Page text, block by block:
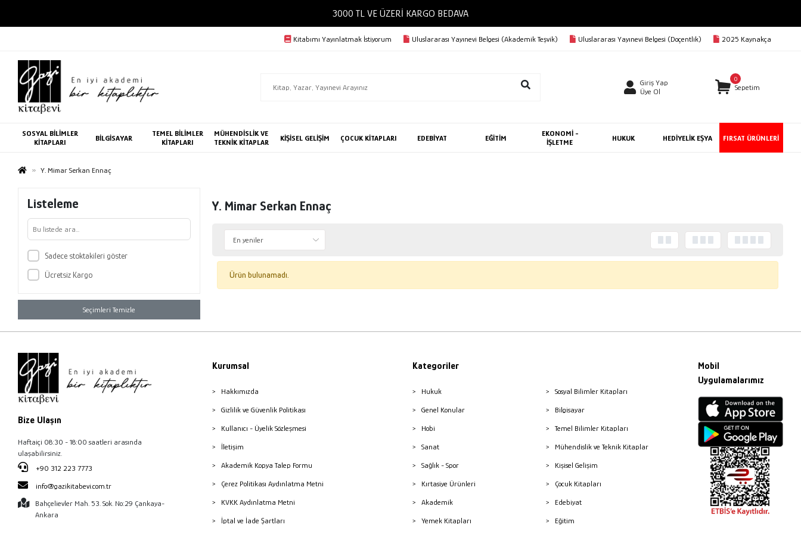
3000 TL VE ÜZERİ KARGO BEDAVA
Kitabımı Yayınlatmak İstiyorum Uluslararası Yayınevi Belgesi (Akademik Teşvik) Uluslararası Yayınevi Belgesi (Doçentlik) 2025 Kaynakça
Giriş Yap
Üye Ol
0
Sepetim
SOSYAL BİLİMLER
KİTAPLARI
BİLGİSAYAR
TEMEL BİLİMLER
KİTAPLARI
MÜHENDİSLİK VE
TEKNİK KİTAPLAR
KİŞİSEL GELİŞİM ÇOCUK KİTAPLARI EDEBİYAT EĞİTİM
EKONOMİ -
İŞLETME
HUKUK HEDİYELİK EŞYA FIRSAT ÜRÜNLERİ
Y. Mimar Serkan Ennaç
Listeleme
Sadece stoktakileri göster
Ücretsiz Kargo
Seçimleri Temizle
Y. Mimar Serkan Ennaç
Ürün bulunamadı.
Bize Ulaşın
Haftaiçi 08:30 - 18:00 saatleri arasında
ulaşabilirsiniz.
+90 312 223 7773
info@gazikitabevi.com.tr
Bahçelievler Mah. 53. Sok. No:29 Çankaya-
Ankara
Kurumsal
Hakkımızda
Gizlilik ve Güvenlik Politikası
Kullanıcı - Üyelik Sözleşmesi
İletişim
Akademik Kopya Talep Formu
Çerez Politikası Aydınlatma Metni
KVKK Aydınlatma Metni
İptal ve İade Şartları
Kategoriler
Hukuk
Genel Konular
Hobi
Sanat
Sağlık - Spor
Kırtasiye Ürünleri
Akademik
Yemek Kitapları
Sosyal Bilimler Kitapları
Bilgisayar
Temel Bilimler Kitapları
Mühendislik ve Teknik Kitaplar
Kişisel Gelişim
Çocuk Kitapları
Edebiyat
Eğitim
Mobil
Uygulamalarımız